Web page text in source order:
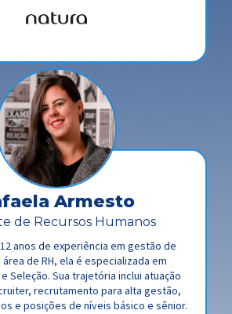
Armesto
de Recursos Humanos
anos de experiência em gestão de
de RH, ela é especializada em
Seleção. Sua trajetória inclui atuação
recrutamento para alta gestão,
e posições de níveis básico e sênior.